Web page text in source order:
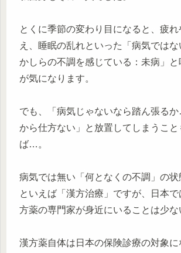
とくに季節の変わり目になると、疲
え、睡眠の乱れといった「病気では
かしらの不調を感じている：未病」
が気になります。
でも、「病気じゃないなら踏ん張る
から仕方ない」と放置してしまうこと
ば…。
病気では無い「何となくの不調」の
といえば「漢方治療」ですが、日本
方薬の専門家が身近にいることは少な
漢方薬自体は日本の保険診療の対象